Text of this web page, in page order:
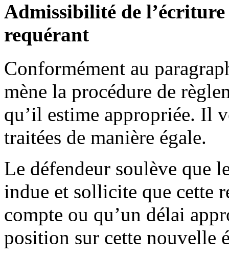
Admissibilité de
requérant
Conformément au
mène la procédure de
qu’il estime appropriée. Il
traitées de manière égale.
Le défendeur soulève que
indue et sollicite que cette
compte ou qu’un délai
position sur cette nouvelle